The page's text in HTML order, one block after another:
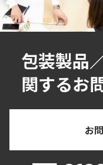
包装製品
関するお
お